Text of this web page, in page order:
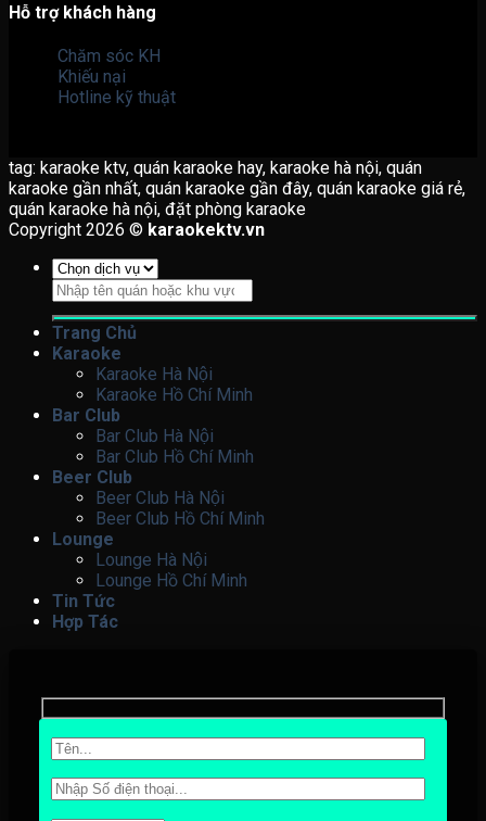
Hỗ trợ khách hàng
Chăm sóc KH
Khiếu nại
Hotline kỹ thuật
tag: karaoke ktv, quán karaoke hay, karaoke hà nội, quán
karaoke gần nhất, quán karaoke gần đây, quán karaoke giá rẻ,
quán karaoke hà nội, đặt phòng karaoke
Copyright 2026 © karaokektv.vn
Tìm
kiếm:
Trang Chủ
Karaoke
Karaoke Hà Nội
Karaoke Hồ Chí Minh
Bar Club
Bar Club Hà Nội
Bar Club Hồ Chí Minh
Beer Club
Beer Club Hà Nội
Beer Club Hồ Chí Minh
Lounge
Lounge Hà Nội
Lounge Hồ Chí Minh
Tin Tức
Hợp Tác